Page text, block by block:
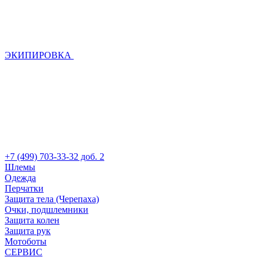
ЭКИПИРОВКА
+7 (499) 703-33-32 доб. 2
Шлемы
Одежда
Перчатки
Защита тела (Черепаха)
Очки, подшлемники
Защита колен
Защита рук
Мотоботы
СЕРВИС